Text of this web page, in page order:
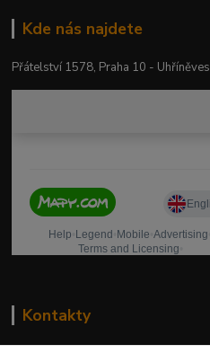
Kde nás najdete
Přátelství 1578, Praha 10 - Uhříněves
Kontakty